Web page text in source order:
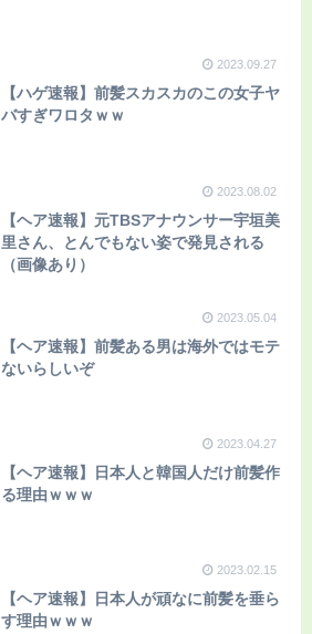
2023.09.27
【ハゲ速報】前髪スカスカのこの女子ヤ
バすぎワロタｗｗ
2023.08.02
【ヘア速報】元TBSアナウンサー宇垣美
里さん、とんでもない姿で発見される
（画像あり）
2023.05.04
【ヘア速報】前髪ある男は海外ではモテ
ないらしいぞ
2023.04.27
【ヘア速報】日本人と韓国人だけ前髪作
る理由ｗｗｗ
2023.02.15
【ヘア速報】日本人が頑なに前髪を垂ら
す理由ｗｗｗ